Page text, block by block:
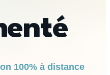
100% à distance